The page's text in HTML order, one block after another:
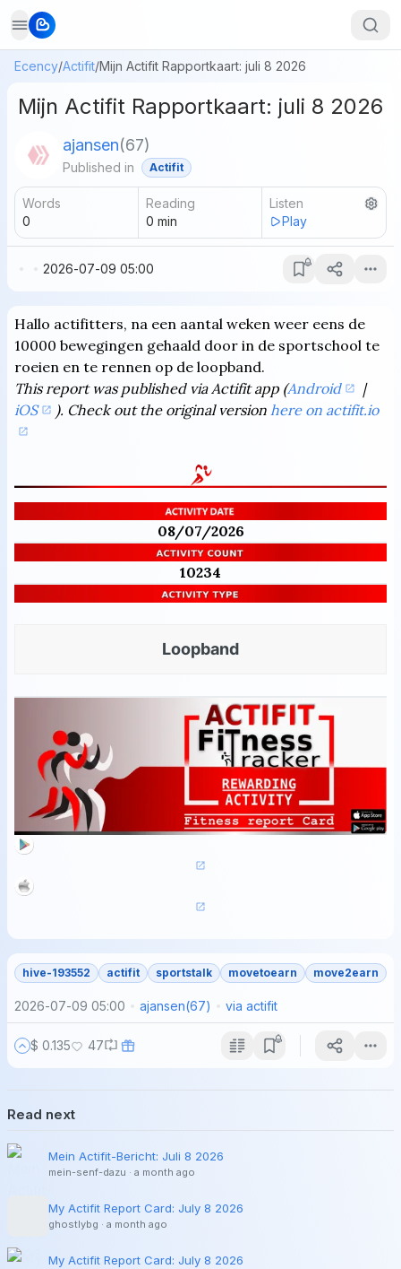
Ecency/Actifit/Mijn Actifit Rapportkaart: juli 8 2026
Mijn Actifit Rapportkaart: juli 8 2026
ajansen(67)
Published in Actifit
Words
0
Reading
0 min
Listen
Play
2026-07-09 05:00
Hallo actifitters, na een aantal weken weer eens de
10000 bewegingen gehaald door in de sportschool te
roeien en te rennen op de loopband.
This report was published via Actifit app (Android
|
iOS
). Check out the original version here on actifit.io
08/07/2026
10234
Loopband
hive-193552 actifit sportstalk movetoearn move2earn
2026-07-09 05:00 ajansen(67) via actifit
$ 0.135 47
Read next
Mein Actifit-Bericht: Juli 8 2026
mein-senf-dazu · a month ago
My Actifit Report Card: July 8 2026
ghostlybg · a month ago
My Actifit Report Card: July 8 2026